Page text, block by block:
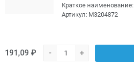
Краткое наименование:
Артикул: M3204872
191,09 ₽ - +